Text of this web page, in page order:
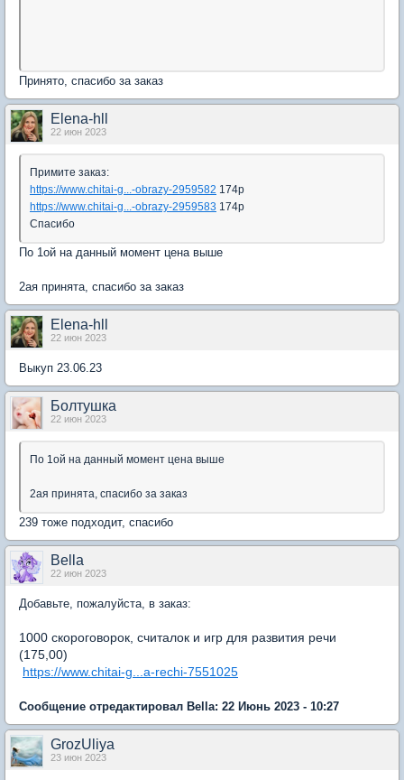
Принято, спасибо за заказ
Elena-hll
22 июн 2023
Примите заказ:
https://www.chitai-g...-obrazy-2959582 174р
https://www.chitai-g...-obrazy-2959583 174р
Спасибо
По 1ой на данный момент цена выше
2ая принята, спасибо за заказ
Elena-hll
22 июн 2023
Выкуп 23.06.23
Болтушка
22 июн 2023
По 1ой на данный момент цена выше
2ая принята, спасибо за заказ
239 тоже подходит, спасибо
Bella
22 июн 2023
Добавьте, пожалуйста, в заказ:
1000 скороговорок, считалок и игр для развития речи
(175,00)
https://www.chitai-g...a-rechi-7551025
Сообщение отредактировал Bella: 22 Июнь 2023 - 10:27
GrozUliya
23 июн 2023